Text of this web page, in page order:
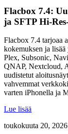
Flacbox 7.4:
ja SFTP Hi-
Flacbox 7.4 tarjoaa
kokemuksen ja
Plex, Subsonic,
QNAP, Nextcloud,
uudistetut
vahvemmat
varten iPhonella ja
Lue lisää
toukokuuta 20, 2026